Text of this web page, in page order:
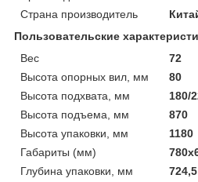
Страна производитель
Пользовательские
Вес
72
Высота опорных вил, мм
80
Высота подхвата, мм
180/
Высота подъема, мм
870
Высота упаковки, мм
1180
Габариты (мм)
Глубина упаковки, мм
724,5